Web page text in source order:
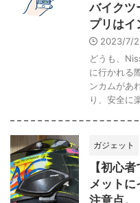
バイクツ
プリはイ
2023/7/2
どうも、
に行かれる
ンカムがあ
り、安全に
ガジェット
【初心
メットに
注意点。